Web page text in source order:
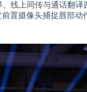
线上同传与通话翻
置摄像头捕捉唇部